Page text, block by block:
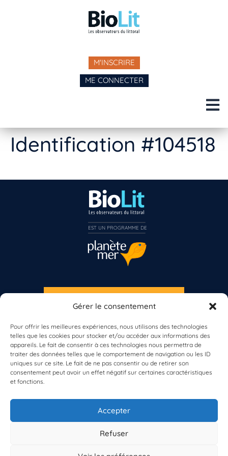
Gérer le consentement
Pour offrir les meilleures expériences, nous utilisons des technologies
telles que les cookies pour stocker et/ou accéder aux informations des
appareils. Le fait de consentir à ces technologies nous permettra de
traiter des données telles que le comportement de navigation ou les ID
uniques sur ce site. Le fait de ne pas consentir ou de retirer son
consentement peut avoir un effet négatif sur certaines caractéristiques
et fonctions.
Accepter
Refuser
M'INSCRIRE
ME CONNECTER
Identification #104518
À propos de BioLit
Vos données d'observation
Ressources
Résultats du programme
Contacts
S'INSCRIRE À LA NEWSLETTER
Vous n’êtes pas encore inscrit à Biolit ?